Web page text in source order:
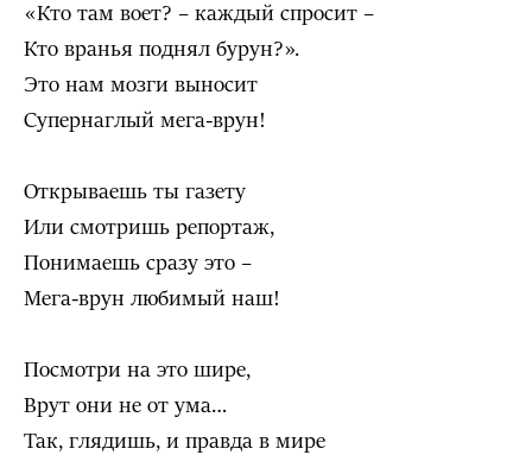
«Кто там воет? – каждый спросит –
Кто вранья поднял бурун?».
Это нам мозги выносит
Супернаглый мега-врун!
Открываешь ты газету
Или смотришь репортаж,
Понимаешь сразу это –
Мега-врун любимый наш!
Посмотри на это шире,
Врут они не от ума…
Так, глядишь, и правда в мире